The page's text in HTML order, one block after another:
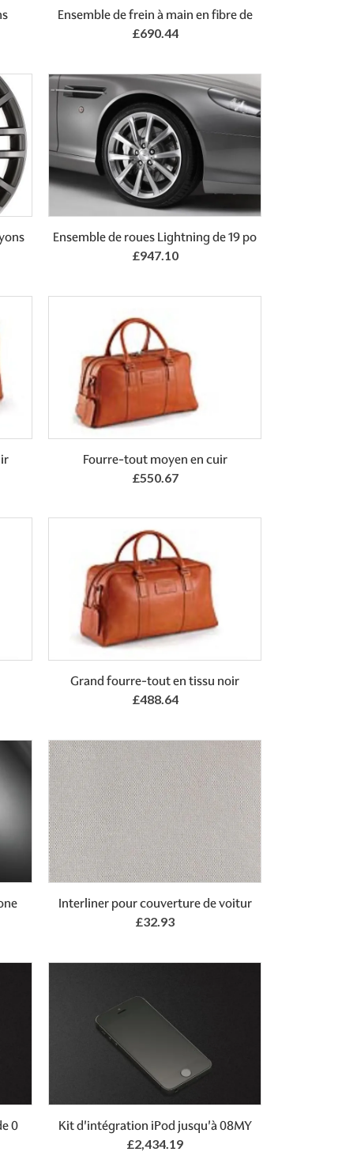
Add to Basket
Ensemble de frein à main en fibre de
£690.44
Ensemble de roues Lightning de 19 po
£947.10
Fourre-tout moyen en cuir
£550.67
Grand fourre-tout en tissu noir
£488.64
Add to Basket
Interliner pour couverture de voitur
£32.93
0 Add to Basket
Kit d'intégration iPod jusqu'à 08MY
£2,434.19